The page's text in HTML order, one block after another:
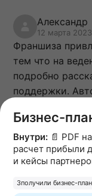
Александр
12 марта 2023
Франшиза
тем что на
подробно
поддержки.
Бизнес-
Внутри: 📄 PDF
расчет прибыли
и кейсы
3получили бизнес-план